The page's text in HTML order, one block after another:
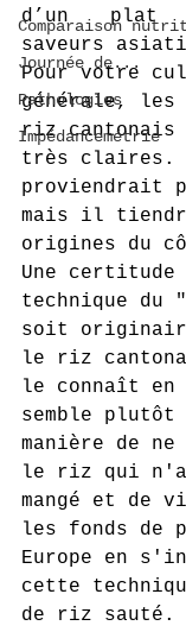
Comparaison
Journée de...
Pathologies
Impédancemétrie
d’un plat
saveurs
Pour votre
générale, les
riz cantonais
très claires.
proviendrait
mais il
origines du
Une
technique du
soit
le riz
le connaît en
semble
manière de
le riz qui
mangé et de
les fonds de
Europe en
cette
de riz